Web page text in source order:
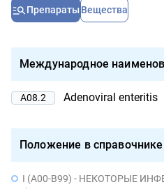
Препараты Вещества
Международное
A08.2 Adenoviral enteritis
Положение в справочнике
I (A00-B99) - НЕКОТОРЫЕ